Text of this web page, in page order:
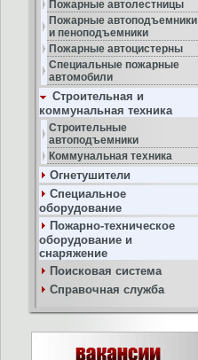
Пожарные автолестницы
Пожарные автоподъемники
и пеноподъемники
Пожарные автоцистерны
Специальные пожарные
автомобили
Строительная и
коммунальная техника
Строительные
автоподъемники
Коммунальная техника
Огнетушители
Специальное
оборудование
Пожарно-техническое
оборудование и
снаряжение
Поисковая система
Справочная служба